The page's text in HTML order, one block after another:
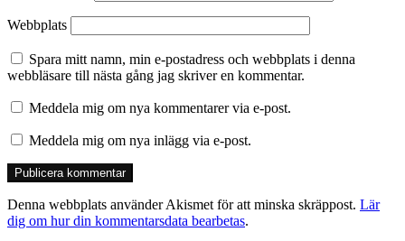
Webbplats
Spara mitt namn, min e-postadress och webbplats i denna
webbläsare till nästa gång jag skriver en kommentar.
Meddela mig om nya kommentarer via e-post.
Meddela mig om nya inlägg via e-post.
Denna webbplats använder Akismet för att minska skräppost. Lär
dig om hur din kommentarsdata bearbetas.